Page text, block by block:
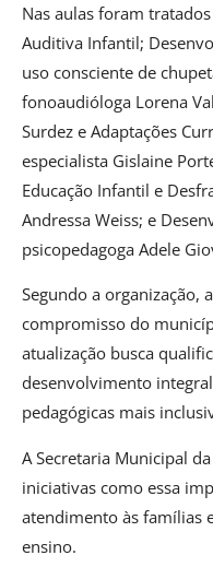
Nas aulas foram
Auditiva Infantil;
uso consciente de
fonoaudióloga Lorena
Surdez e Adaptações
especialista Gislaine
Educação Infantil e
Andressa Weiss; e
psicopedagoga Adele
Segundo a organização,
compromisso do
atualização busca
desenvolvimento
pedagógicas mais
A Secretaria Municipal
iniciativas como essa
atendimento às famílias
ensino.